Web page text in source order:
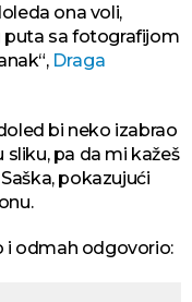
ona voli,
puta sa fotografijom
Draga
bi neko izabrao
pa da mi kažeš
pokazujući
i odmah odgovorio: